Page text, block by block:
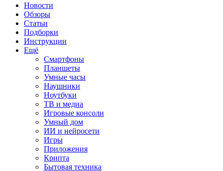
Новости
Обзоры
Статьи
Подборки
Инструкции
Ещё
Смартфоны
Планшеты
Умные часы
Наушники
Ноутбуки
ТВ и медиа
Игровые консоли
Умный дом
ИИ и нейросети
Игры
Приложения
Крипта
Бытовая техника